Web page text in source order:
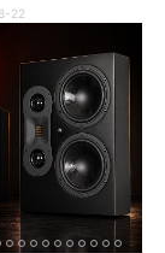
22